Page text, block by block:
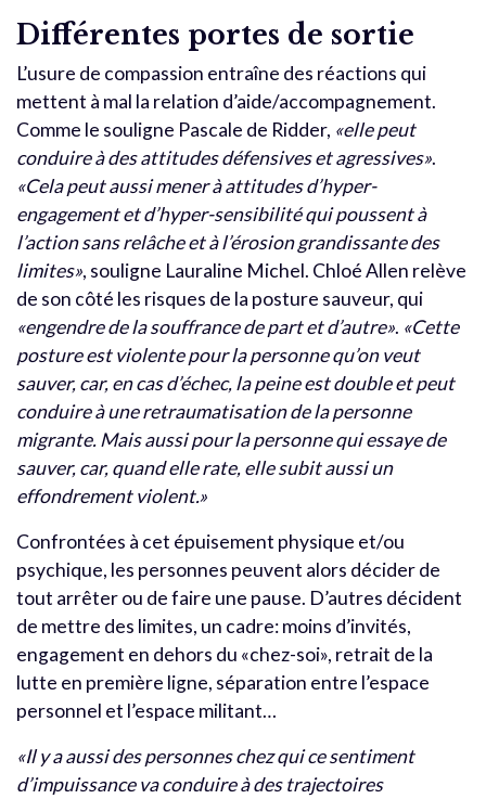
Différentes portes de sortie
L’usure de compassion entraîne des réactions qui
mettent à mal la relation d’aide/accompagnement.
Comme le souligne Pascale de Ridder, «elle peut
conduire à des attitudes défensives et agressives».
«Cela peut aussi mener à attitudes d’hyper-
engagement et d’hyper-sensibilité qui poussent à
l’action sans relâche et à l’érosion grandissante des
limites», souligne Lauraline Michel. Chloé Allen relève
de son côté les risques de la posture sauveur, qui
«engendre de la souffrance de part et d’autre». «Cette
posture est violente pour la personne qu’on veut
sauver, car, en cas d’échec, la peine est double et peut
conduire à une retraumatisation de la personne
migrante. Mais aussi pour la personne qui essaye de
sauver, car, quand elle rate, elle subit aussi un
effondrement violent.»
Confrontées à cet épuisement physique et/ou
psychique, les personnes peuvent alors décider de
tout arrêter ou de faire une pause. D’autres décident
de mettre des limites, un cadre: moins d’invités,
engagement en dehors du «chez-soi», retrait de la
lutte en première ligne, séparation entre l’espace
personnel et l’espace militant…
«Il y a aussi des personnes chez qui ce sentiment
d’impuissance va conduire à des trajectoires